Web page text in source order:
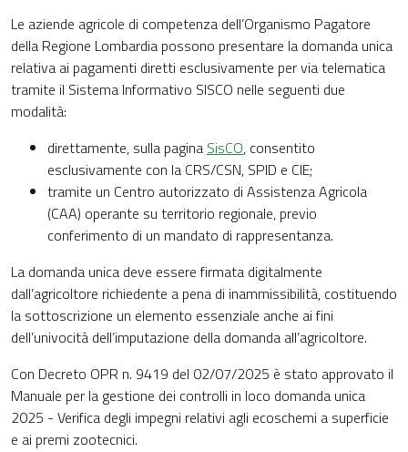
Le aziende agricole di competenza dell’Organismo Pagatore
della Regione Lombardia possono presentare la domanda unica
relativa ai pagamenti diretti esclusivamente per via telematica
tramite il Sistema Informativo SISCO nelle seguenti due
modalità:
direttamente, sulla pagina SisCO, consentito
esclusivamente con la CRS/CSN, SPID e CIE;
tramite un Centro autorizzato di Assistenza Agricola
(CAA) operante su territorio regionale, previo
conferimento di un mandato di rappresentanza.
La domanda unica deve essere firmata digitalmente
dall’agricoltore richiedente a pena di inammissibilità, costituendo
la sottoscrizione un elemento essenziale anche ai fini
dell’univocità dell’imputazione della domanda all’agricoltore.
Con Decreto OPR n. 9419 del 02/07/2025 è stato approvato il
Manuale per la gestione dei controlli in loco domanda unica
2025 - Verifica degli impegni relativi agli ecoschemi a superficie
e ai premi zootecnici.